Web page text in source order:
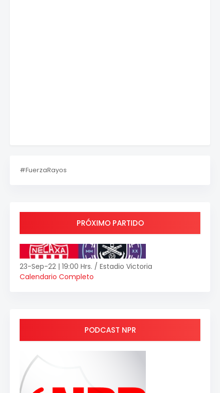
#FuerzaRayos
PRÓXIMO PARTIDO
23-Sep-22 | 19:00 Hrs. / Estadio Victoria
Calendario Completo
PODCAST NPR